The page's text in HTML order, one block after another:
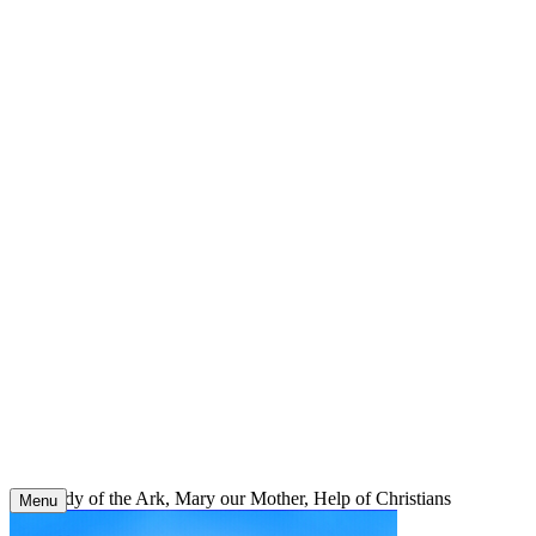
Our Lady of the Ark, Mary our Mother, Help of Christians
Menu